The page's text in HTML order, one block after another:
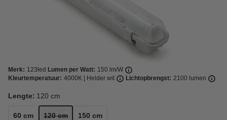
Merk: 123led Lumen per Watt: 150 lm/W
Kleurtemperatuur: 4000K | Helder wit Lichtopbrengst: 2100 lumen
Lengte: 120 cm
60 cm 120 cm 150 cm